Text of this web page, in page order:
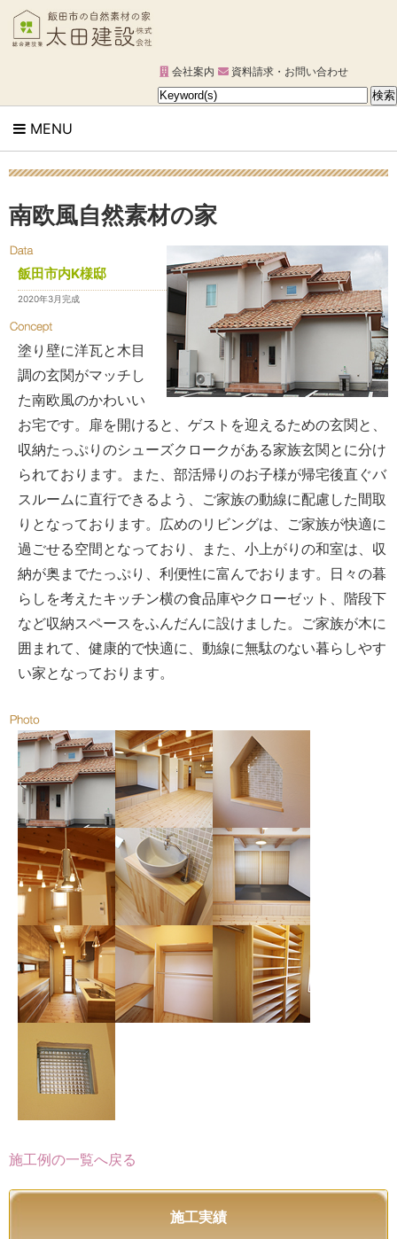
会社案内 資料請求・お問い合わせ
MENU
南欧風自然素材の家
飯田市内K様邸
2020年3月完成
塗り壁に洋瓦と木目
調の玄関がマッチし
た南欧風のかわいい
お宅です。扉を開けると、ゲストを迎えるための玄関と、
収納たっぷりのシューズクロークがある家族玄関とに分け
られております。また、部活帰りのお子様が帰宅後直ぐバ
スルームに直行できるよう、ご家族の動線に配慮した間取
りとなっております。広めのリビングは、ご家族が快適に
過ごせる空間となっており、また、小上がりの和室は、収
納が奥までたっぷり、利便性に富んでおります。日々の暮
らしを考えたキッチン横の食品庫やクローゼット、階段下
など収納スペースをふんだんに設けました。ご家族が木に
囲まれて、健康的で快適に、動線に無駄のない暮らしやす
い家となっております。
施工例の一覧へ戻る
施工実績